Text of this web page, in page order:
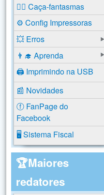
🕵️‍♂️ Caça-fantasmas
⚙️ Config Impressoras
💥 Erros
👨‍🎓 Aprenda
🖨️ Imprimindo na USB
📰 Novidades
ⓕ FanPage do
Facebook
🖥️ Sistema Fiscal
🏆Maiores
redatores